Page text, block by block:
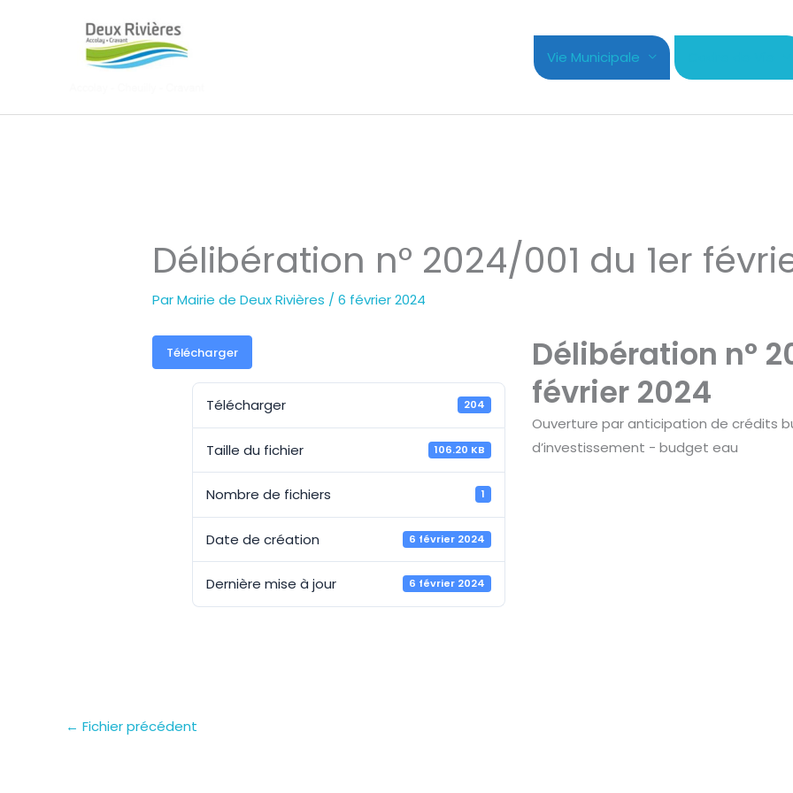
Vie Municipale
Délibération n° 2024/001 du 1er
ParMairie de Deux Rivières /6 février 2024
Télécharger
Télécharger 204
Taille du fichier 106.20 KB
Nombre de fichiers 1
Date de création 6 février 2024
Dernière mise à jour 6 février 2024
Délibération n°
février 2024
Ouverture par anticipation de crédits
d’investissement - budget eau
← Fichier précédent